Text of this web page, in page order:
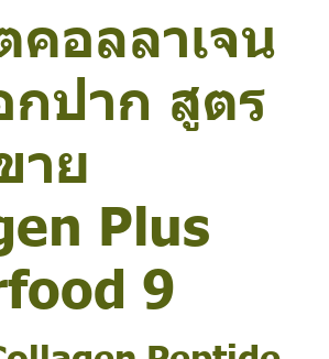
อลลาเจน
กปาก สูตร
าย
Plus
9